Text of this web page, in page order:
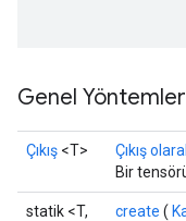
Genel Yöntemler
Çıkış <T> Çıkış
Bir
statik <T,
create (